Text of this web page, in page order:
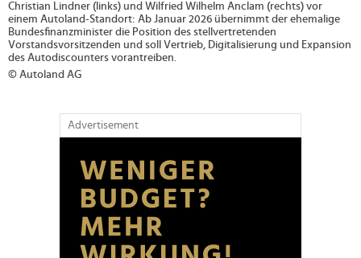
Christian Lindner (links) und Wilfried Wilhelm Anclam (rechts) vor
einem Autoland-Standort: Ab Januar 2026 übernimmt der ehemalige
Bundesfinanzminister die Position des stellvertretenden
Vorstandsvorsitzenden und soll Vertrieb, Digitalisierung und Expansion
des Autodiscounters vorantreiben.
© Autoland AG
Advertisement